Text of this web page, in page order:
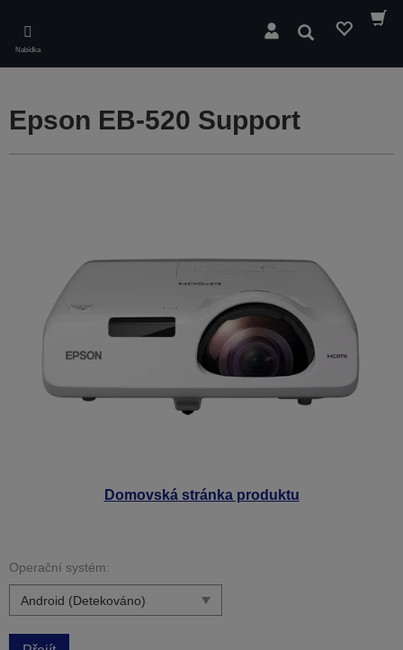
main
content
Nabídka
Hledat
Domovská stránka produktu
Epson EB-520 Support
Operační systém: